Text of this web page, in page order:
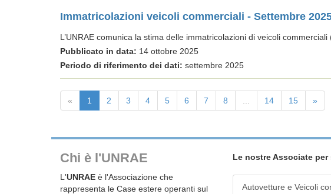
Immatricolazioni veicoli commerciali - Settembre
L’UNRAE comunica la stima delle immatricolazioni di veicoli
Pubblicato in data: 14 ottobre 2025
Periodo di riferimento dei dati: settembre 2025
« 1 2 3 4 5 6 7 8 14 15 »
Chi è l'UNRAE
L'UNRAE è l'Associazione che
rappresenta le Case estere operanti sul
Le nostre Associate per
Autovetture e Veicoli